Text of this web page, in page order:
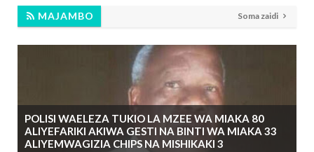
MAJAMBO Soma zaidi
POLISI WAELEZA TUKIO LA MZEE WA MIAKA 80
ALIYEFARIKI AKIWA GESTI NA BINTI WA MIAKA 33
ALIYEMWAGIZIA CHIPS NA MISHIKAKI 3